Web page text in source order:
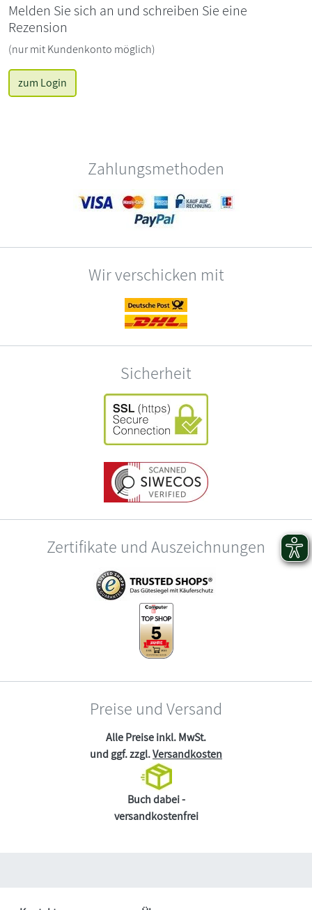
Melden Sie sich an und schreiben Sie eine
Rezension
(nur mit Kundenkonto möglich)
zum Login
Zahlungsmethoden
Wir verschicken mit
Sicherheit
Zertifikate und Auszeichnungen
Preise und Versand
Alle Preise inkl. MwSt.
und ggf. zzgl.Versandkosten
Buch dabei -
versandkostenfrei